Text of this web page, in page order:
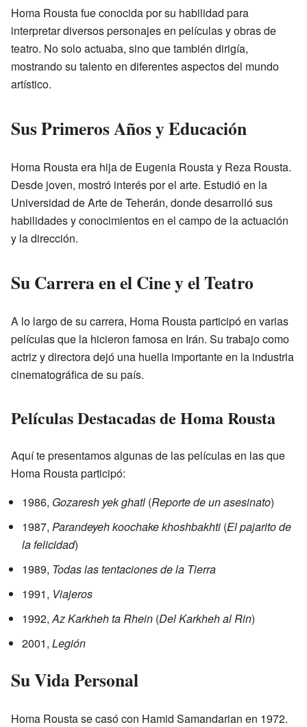
Homa Rousta fue conocida por su habilidad para
interpretar diversos personajes en películas y obras de
teatro. No solo actuaba, sino que también dirigía,
mostrando su talento en diferentes aspectos del mundo
artístico.
Sus Primeros Años y Educación
Homa Rousta era hija de Eugenia Rousta y Reza Rousta.
Desde joven, mostró interés por el arte. Estudió en la
Universidad de Arte de Teherán, donde desarrolló sus
habilidades y conocimientos en el campo de la actuación
y la dirección.
Su Carrera en el Cine y el Teatro
A lo largo de su carrera, Homa Rousta participó en varias
películas que la hicieron famosa en Irán. Su trabajo como
actriz y directora dejó una huella importante en la industria
cinematográfica de su país.
Películas Destacadas de Homa Rousta
Aquí te presentamos algunas de las películas en las que
Homa Rousta participó:
1986, Gozaresh yek ghatl (Reporte de un asesinato)
1987, Parandeyeh koochake khoshbakhti (El pajarito de
la felicidad)
1989, Todas las tentaciones de la Tierra
1991, Viajeros
1992,Az Karkheh ta Rhein (Del Karkheh al Rin)
2001, Legión
Su Vida Personal
Homa Rousta se casó con Hamid Samandarian en 1972.